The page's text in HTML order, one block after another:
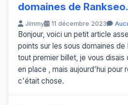
domaines de
Jimmy 11 décembre 2023
Bonjour, voici un petit article
points sur les sous domaines de
tout premier billet, je vous disais
en place , mais aujourd'hui pour
c'était chose.